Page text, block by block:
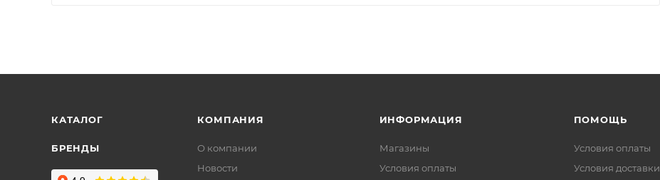
КАТАЛОГ
БРЕНДЫ
КОМПАНИЯ
О компании
Новости
ИНФОРМАЦИЯ
Магазины
Условия оплаты
ПОМОЩЬ
Условия оплаты
Условия доставки